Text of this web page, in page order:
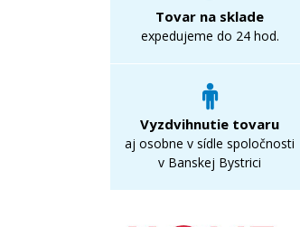
Tovar na sklade
expedujeme do 24 hod.
Vyzdvihnutie tovaru
aj osobne v sídle spoločnosti
v Banskej Bystrici